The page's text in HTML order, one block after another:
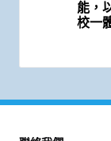
能，
校一